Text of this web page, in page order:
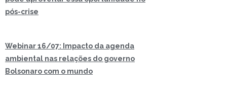
pós-crise
Webinar 16/07: Impacto da agenda
ambiental nas relações do governo
Bolsonaro com o mundo